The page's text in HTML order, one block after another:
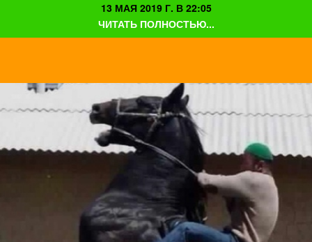
13 МАЯ 2019 Г. В 22:05
ЧИТАТЬ ПОЛНОСТЬЮ...